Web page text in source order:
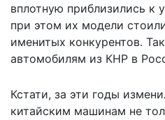
вплотную приблизились к
при этом их модели
именитых конкурентов.
автомобилям из КНР в
Кстати, за эти годы
китайским машинам не